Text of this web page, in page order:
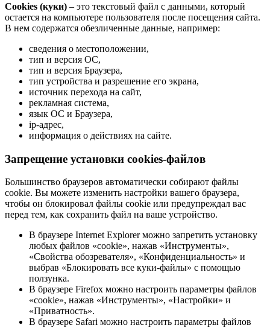
Cookies (куки) – это текстовый файл с данными, который
остается на компьютере пользователя после посещения сайта.
В нем содержатся обезличенные данные, например:
сведения о местоположении,
тип и версия ОС,
тип и версия Браузера,
тип устройства и разрешение его экрана,
источник перехода на сайт,
рекламная система,
язык ОС и Браузера,
ip-адрес,
информация о действиях на сайте.
Запрещение установки cookies-файлов
Большинство браузеров автоматически собирают файлы
cookie. Вы можете изменить настройки вашего браузера,
чтобы он блокировал файлы cookie или предупреждал вас
перед тем, как сохранить файл на ваше устройство.
В браузере Internet Explorer можно запретить установку
любых файлов «cookie», нажав «Инструменты»,
«Свойства обозревателя», «Конфиденциальность» и
выбрав «Блокировать все куки-файлы» с помощью
ползунка.
В браузере Firefox можно настроить параметры файлов
«cookie», нажав «Инструменты», «Настройки» и
«Приватность».
В браузере Safari можно настроить параметры файлов